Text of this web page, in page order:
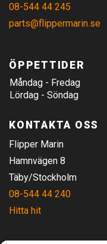
08-544 44 245
parts@flippermarin.se
ÖPPETTIDER
Måndag - Fredag
Lördag - Söndag
KONTAKTA OSS
Flipper Marin
Hamnvägen 8
Täby/Stockholm
08-544 44 240
Hitta hit